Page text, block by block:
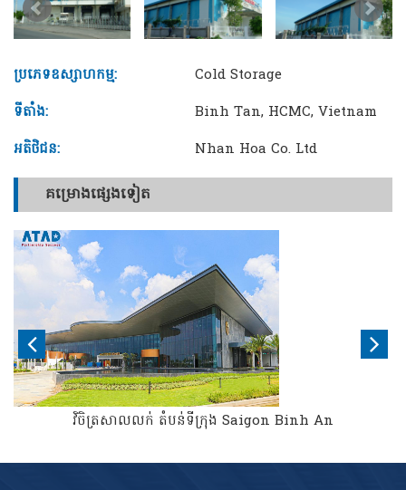
ប្រភេទឧស្សាហកម្ម:
Cold Storage
ទីតាំង:
Binh Tan, HCMC, Vietnam
អតិថិជន:
Nhan Hoa Co. Ltd
គម្រោងផ្សេងទៀត
វិចិត្រសាលលក់ តំបន់ទីក្រុង Saigon Binh An